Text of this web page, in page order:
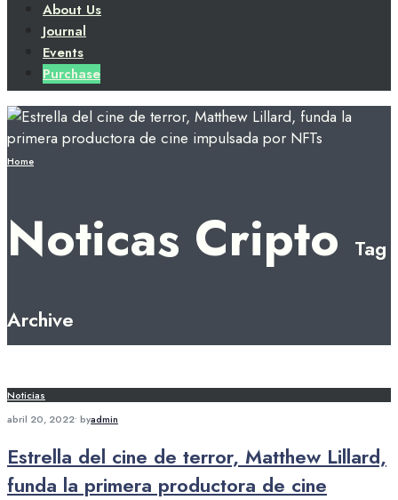
About Us
Journal
Events
Purchase
Home
Noticas Cripto Tag
Archive
Noticias
abril 20, 2022• byadmin
Estrella del cine de terror, Matthew Lillard,
funda la primera productora de cine